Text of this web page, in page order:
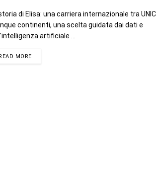
di Elisa: una carriera internazionale tra
continenti, una scelta guidata dai dati e
artificiale ...
MORE